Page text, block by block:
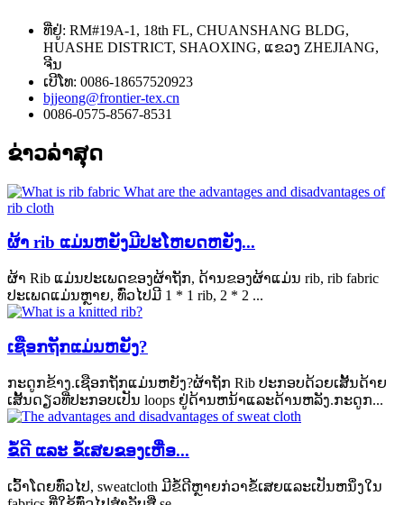
ທີ່ຢູ່: RM#19A-1, 18th FL, CHUANSHANG BLDG,
HUASHE DISTRICT, SHAOXING, ແຂວງ ZHEJIANG,
ຈີນ
ເບີໂທ: 0086-18657520923
bjjeong@frontier-tex.cn
0086-0575-8567-8531
ຂ່າວ​ລ່າ​ສຸດ
ຜ້າ rib ແມ່ນຫຍັງມີປະໂຫຍດຫຍັງ...
ຜ້າ Rib ແມ່ນປະເພດຂອງຜ້າຖັກ, ດ້ານຂອງຜ້າແມ່ນ rib, rib fabric
ປະເພດແມ່ນຫຼາຍ, ທົ່ວໄປມີ 1 * 1 rib, 2 * 2 ...
ເຊືອກຖັກແມ່ນຫຍັງ?
ກະດູກຂ້າງ.ເຊືອກຖັກແມ່ນຫຍັງ?ຜ້າຖັກ Rib ປະກອບດ້ວຍເສັ້ນດ້າຍ
ເສັ້ນດຽວທີ່ປະກອບເປັນ loops ຢູ່ດ້ານຫນ້າແລະດ້ານຫລັງ.ກະດູກ...
ຂໍ້ດີ ແລະ ຂໍ້ເສຍຂອງເຫື່ອ...
ເວົ້າໂດຍທົ່ວໄປ, sweatcloth ມີຂໍ້ດີຫຼາຍກ່ວາຂໍ້ເສຍແລະເປັນຫນຶ່ງໃນ